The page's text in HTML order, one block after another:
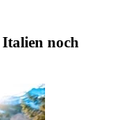
noch